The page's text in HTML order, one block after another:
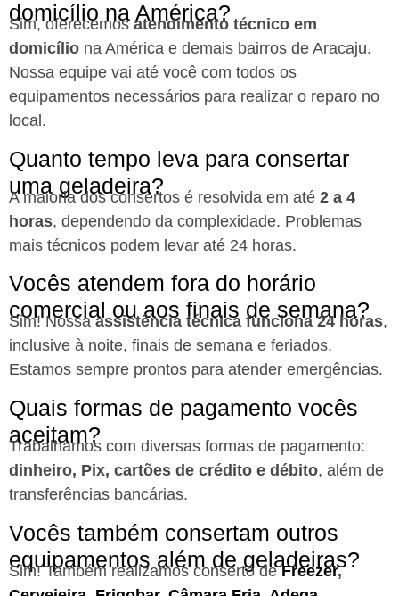
domicílio na América?
Sim, oferecemos atendimento técnico em
domicílio na América e demais bairros de Aracaju.
Nossa equipe vai até você com todos os
equipamentos necessários para realizar o reparo no
local.
Quanto tempo leva para consertar
uma geladeira?
A maioria dos consertos é resolvida em até 2 a 4
horas, dependendo da complexidade. Problemas
mais técnicos podem levar até 24 horas.
Vocês atendem fora do horário
comercial ou aos finais de semana?
Sim! Nossaassistência técnica funciona 24 horas,
inclusive à noite, finais de semana e feriados.
Estamos sempre prontos para atender emergências.
Quais formas de pagamento vocês
aceitam?
Trabalhamos com diversas formas de pagamento:
dinheiro, Pix, cartões de crédito e débito, além de
transferências bancárias.
Vocês também consertam outros
equipamentos além de geladeiras?
Sim! Também realizamos conserto deFreezer,